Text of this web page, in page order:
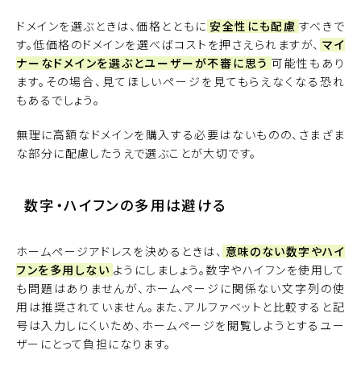
ドメインを選ぶときは、価格とともに 安全性にも配慮 すべきで
す。低価格のドメインを選べばコストを押さえられますが、 マイ
ナーなドメインを選ぶとユーザーが不審に思う 可能性もあり
ます。その場合、見てほしいページを見てもらえなくなる恐れ
もあるでしょう。
無理に高額なドメインを購入する必要はないものの、さまざま
な部分に配慮したうえで選ぶことが大切です。
数字・ハイフンの多用は避ける
ホームページアドレスを決めるときは、 意味のない数字やハイ
フンを多用しない ようにしましょう。数字やハイフンを使用して
も問題はありませんが、ホームページに関係ない文字列の使
用は推奨されていません。また、アルファベットと比較すると記
号は入力しにくいため、ホームページを閲覧しようとするユー
ザーにとって負担になります。